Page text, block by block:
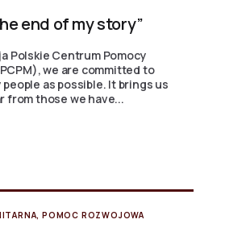
end of my story”
Polskie Centrum Pomocy
we are committed to
as possible. It brings us
from those we have...
,POMOC ROZWOJOWA